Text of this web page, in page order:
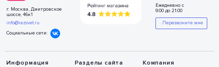
г. Москва, Дмитровское
шоссе, 46к1
info@razsvet.ru
Социальные сети:
Информация Разделы сайта Компания
Ежедневно с
9:00 до 21:00
Перезвоните мне